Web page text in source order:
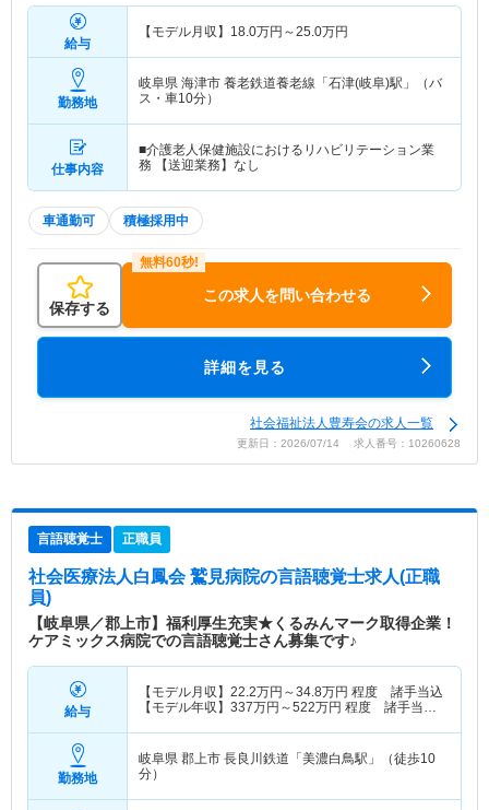
給与
【モデル月収】 18.0万円～25.0万円
勤務地
岐阜県 海津市 養老鉄道養老線「石津(岐阜)駅」（バ
ス・車10分）
仕事内容
■介護老人保健施設におけるリハビリテーション業
務 【送迎業務】なし
車通勤可 積極採用中
保存する
この求人を問い合わせる
詳細を見る
社会福祉法人豊寿会の求人一覧
更新日：2026/07/14 求人番号：10260628
言語聴覚士 正職員
社会医療法人白鳳会 鷲見病院の言語聴覚士求人(正職
員)
【岐阜県／郡上市】福利厚生充実★くるみんマーク取得企業！
ケアミックス病院での言語聴覚士さん募集です♪
給与
【モデル月収】 22.2万円～34.8万円 程度 諸手当込
【モデル年収】 337万円～522万円 程度 諸手当・
勤務地
岐阜県 郡上市 長良川鉄道「美濃白鳥駅」（徒歩10
分）